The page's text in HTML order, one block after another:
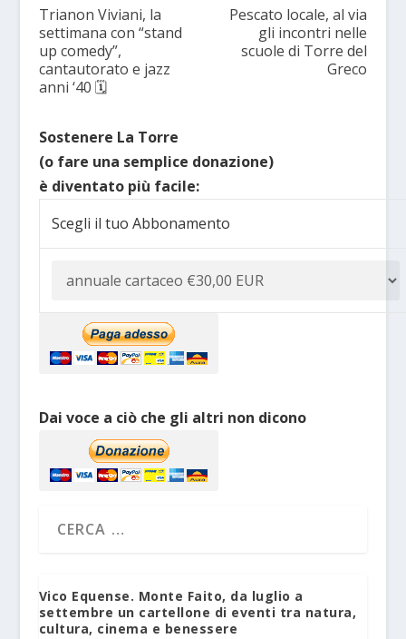
Trianon Viviani, la
settimana con “stand
up comedy”,
cantautorato e jazz
anni ‘40 🗓
Pescato locale, al via
gli incontri nelle
scuole di Torre del
Greco
Sostenere La Torre
(o fare una semplice donazione)
è diventato più facile:
Scegli il tuo Abbonamento
Dai voce a ciò che gli altri non dicono
Vico Equense. Monte Faito, da luglio a
settembre un cartellone di eventi tra natura,
cultura, cinema e benessere